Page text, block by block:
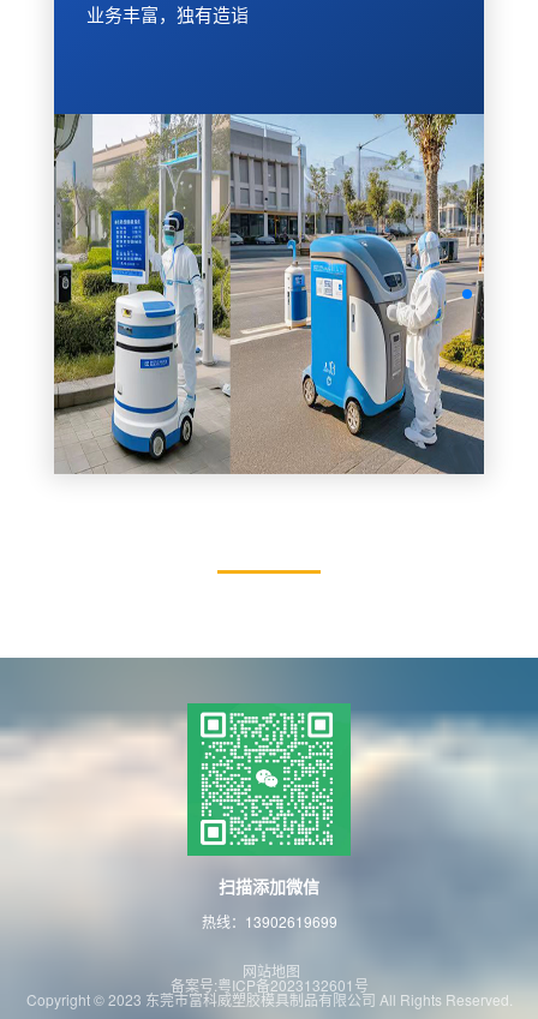
业务丰富，独有造诣
扫描添加微信
热线：13902619699
网站地图
备案号:粤ICP备2023132601号
Copyright © 2023 东莞市富科威塑胶模具制品有限公司 All Rights Reserved.